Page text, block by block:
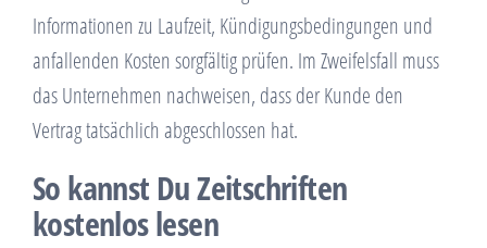
Informationen zu Laufzeit, Kündigungsbedingungen und
anfallenden Kosten sorgfältig prüfen. Im Zweifelsfall muss
das Unternehmen nachweisen, dass der Kunde den
Vertrag tatsächlich abgeschlossen hat.
So kannst Du Zeitschriften
kostenlos lesen